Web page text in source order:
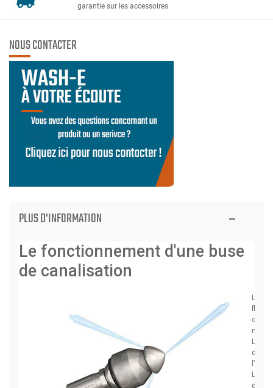
garantie sur les accessoires
NOUS CONTACTER
PLUS D'INFORMATION